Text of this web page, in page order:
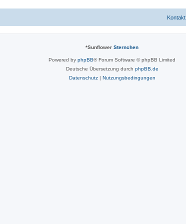
Kontakt
*Sunflower Sternchen
Powered by phpBB® Forum Software © phpBB Limited
Deutsche Übersetzung durch phpBB.de
Datenschutz| Nutzungsbedingungen